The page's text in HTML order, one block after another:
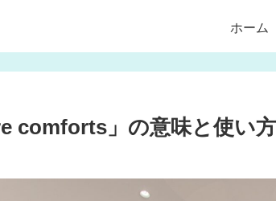
ホーム
comforts」の意味と使い